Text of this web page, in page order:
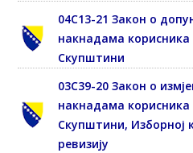
04С13-21 Закон о
накнадама корисника
Скупштини
03С39-20 Закон о
накнадама
Скупштини, Изборној
ревизију